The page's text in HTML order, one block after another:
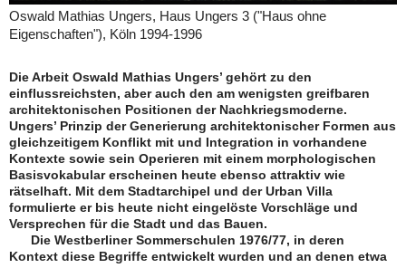
Oswald Mathias Ungers, Haus Ungers 3 ("Haus ohne
Eigenschaften"), Köln 1994-1996
Die Arbeit Oswald Mathias Ungers’ gehört zu den
einflussreichsten, aber auch den am wenigsten greifbaren
architektonischen Positionen der Nachkriegsmoderne.
Ungers’ Prinzip der Generierung architektonischer Formen aus
gleichzeitigem Konflikt mit und Integration in vorhandene
Kontexte sowie sein Operieren mit einem morphologischen
Basisvokabular erscheinen heute ebenso attraktiv wie
rätselhaft. Mit dem Stadtarchipel und der Urban Villa
formulierte er bis heute nicht eingelöste Vorschläge und
Versprechen für die Stadt und das Bauen.
Die Westberliner Sommerschulen 1976/77, in deren
Kontext diese Begriffe entwickelt wurden und an denen etwa